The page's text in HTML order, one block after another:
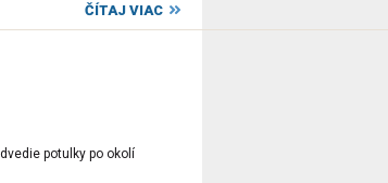
ČÍTAJ VIAC
potulky po okolí